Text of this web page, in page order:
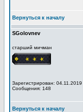
Вернуться к началу
SGolovnev
старший мичман
Зарегистрирован: 04.11.2019
Сообщения: 148
Вернуться к началу